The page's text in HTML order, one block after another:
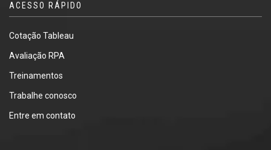
ACESSO RÁPIDO
Cotação Tableau
Avaliação RPA
Treinamentos
Trabalhe conosco
Entre em contato